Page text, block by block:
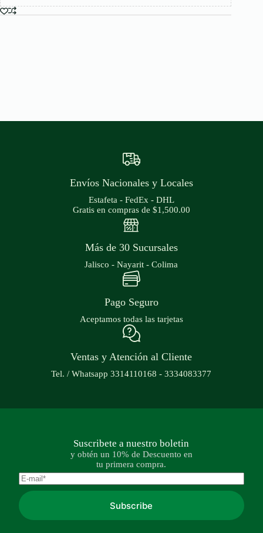
Envíos Nacionales y Locales
Estafeta - FedEx - DHL
Gratis en compras de $1,500.00
Más de 30 Sucursales
Jalisco - Nayarit - Colima
Pago Seguro
Aceptamos todas las tarjetas
Ventas y Atención al Cliente
Tel. / Whatsapp 3314110168 - 3334083377
Suscribete a nuestro boletin
y obtén un 10% de Descuento en
tu primera compra.
Subscribe